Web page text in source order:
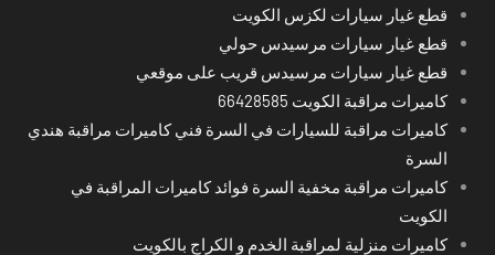
قطع غيار سيارات لكزس الكويت
قطع غيار سيارات مرسيدس حولي
قطع غيار سيارات مرسيدس قريب على موقعي
كاميرات مراقبة الكويت 66428585
كاميرات مراقبة للسيارات في السرة فني كاميرات مراقبة هندي
السرة
كاميرات مراقبة مخفية السرة فوائد كاميرات المراقبة في
الكويت
كاميرات منزلية لمراقبة الخدم و الكراج بالكويت